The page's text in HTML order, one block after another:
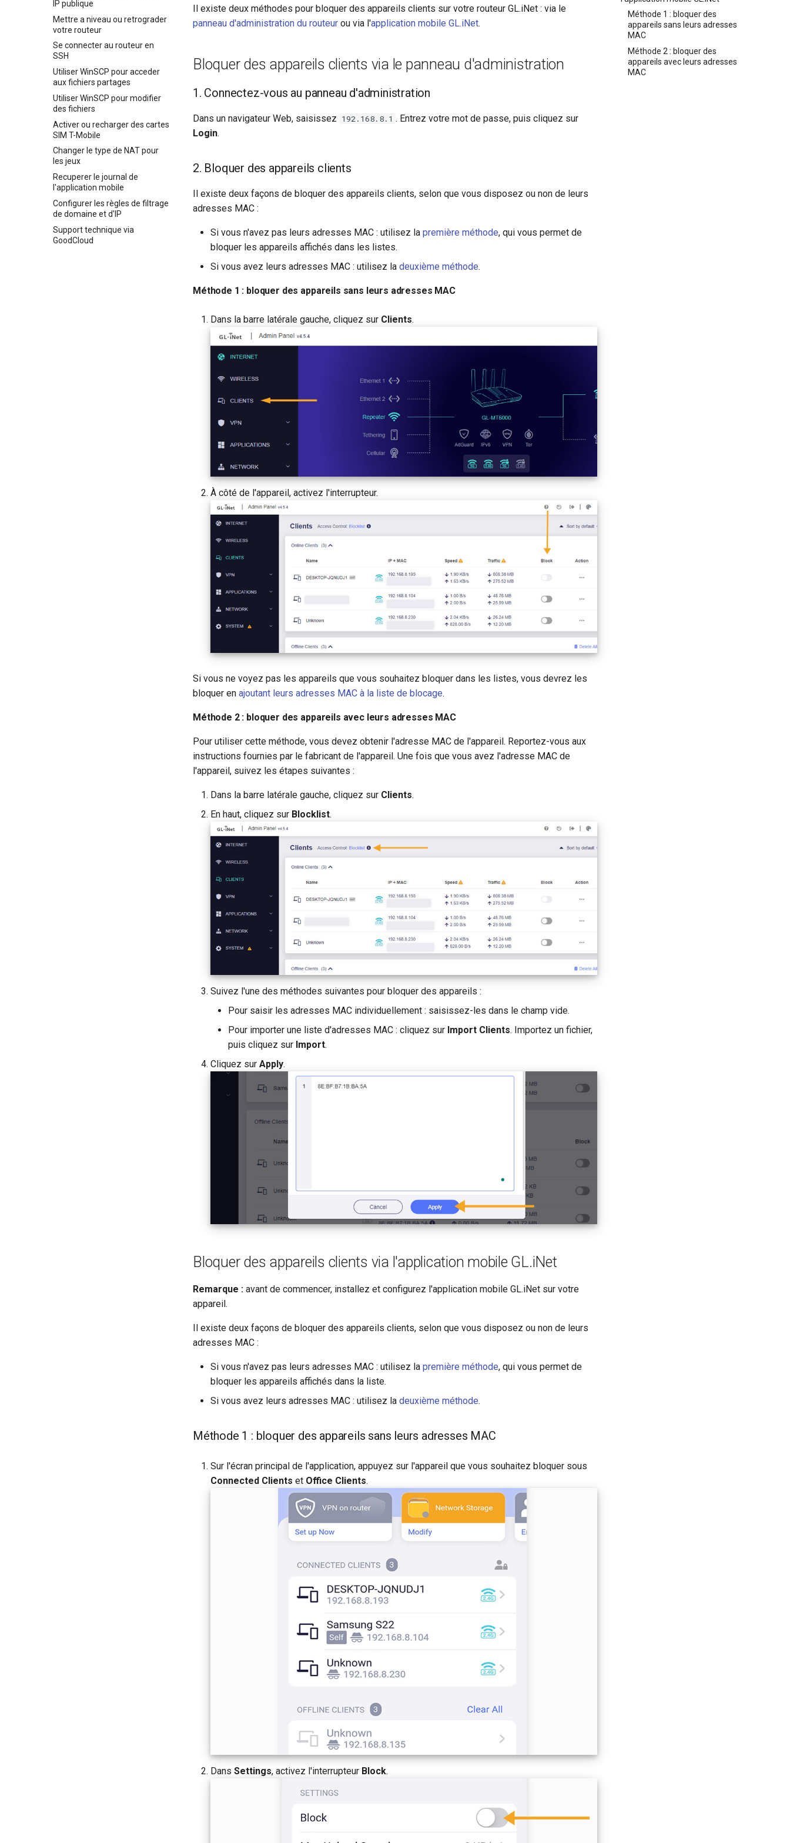
Acceder au LAN du client
WireGuard depuis le serveur
Acceder au LAN du serveur
OpenVPN depuis le client via un
nom de domaine
Acceder au LAN du serveur
WireGuard depuis le client via
un nom de domaine
Activer OpenVPN TAP-S2S
Activer le VPN en cascade
Utiliser WireGuard pour
securiser RDP depuis
l'exterieur du reseau
Obtenir les fichiers de
configuration des fournisseurs
de services WireGuard
Reserver une IP fixe pour le
client OpenVPN
Autoriser l'acces au WAN
Installer ou changer les
antennes externes
Comprendre les antennes
cellulaires externes
drop-in
Configurer la redirection de
port sur le routeur principal
Configurer l'acces WAN double
filaire
Qu'est-ce que l'USB-C OTG et
comment l'utiliser
IP publique
Mettre a niveau ou retrograder
votre routeur
Se connecter au routeur en
SSH
Utiliser WinSCP pour acceder
aux fichiers partages
Utiliser WinSCP pour modifier
des fichiers
Activer ou recharger des cartes
SIM T-Mobile
Changer le type de NAT pour
les jeux
Recuperer le journal de
l'application mobile
Configurer les règles de filtrage
de domaine et d'IP
Support technique via
GoodCloud
Méthode 1 : bloquer des
appareils sans leurs adresses
MAC
Méthode 2 : bloquer des
appareils avec leurs adresses
MAC
Il existe deux méthodes pour bloquer des appareils clients sur votre routeur GL.iNet : via le
panneau d'administration du routeur ou via l'application mobile GL.iNet.
Bloquer des appareils clients via le panneau d'administration
1. Connectez-vous au panneau d'administration
Dans un navigateur Web, saisissez 192.168.8.1 . Entrez votre mot de passe, puis cliquez sur
Login.
2. Bloquer des appareils clients
Il existe deux façons de bloquer des appareils clients, selon que vous disposez ou non de leurs
adresses MAC :
Si vous n'avez pas leurs adresses MAC : utilisez la première méthode, qui vous permet de
bloquer les appareils affichés dans les listes.
Si vous avez leurs adresses MAC : utilisez la deuxième méthode.
Méthode 1 : bloquer des appareils sans leurs adresses MAC
Dans la barre latérale gauche, cliquez sur Clients.
À côté de l'appareil, activez l'interrupteur.
Si vous ne voyez pas les appareils que vous souhaitez bloquer dans les listes, vous devrez les
bloquer en ajoutant leurs adresses MAC à la liste de blocage.
Méthode 2 : bloquer des appareils avec leurs adresses MAC
Pour utiliser cette méthode, vous devez obtenir l'adresse MAC de l'appareil. Reportez-vous aux
instructions fournies par le fabricant de l'appareil. Une fois que vous avez l'adresse MAC de
l'appareil, suivez les étapes suivantes :
Dans la barre latérale gauche, cliquez sur Clients.
En haut, cliquez sur Blocklist.
Suivez l'une des méthodes suivantes pour bloquer des appareils :
Pour saisir les adresses MAC individuellement : saisissez-les dans le champ vide.
Pour importer une liste d'adresses MAC : cliquez sur Import Clients. Importez un fichier,
puis cliquez sur Import.
Cliquez sur Apply.
Bloquer des appareils clients via l'application mobile GL.iNet
Remarque : avant de commencer, installez et configurez l'application mobile GL.iNet sur votre
appareil.
Il existe deux façons de bloquer des appareils clients, selon que vous disposez ou non de leurs
adresses MAC :
Si vous n'avez pas leurs adresses MAC : utilisez la première méthode, qui vous permet de
bloquer les appareils affichés dans la liste.
Si vous avez leurs adresses MAC : utilisez la deuxième méthode.
Méthode 1 : bloquer des appareils sans leurs adresses MAC
Sur l'écran principal de l'application, appuyez sur l'appareil que vous souhaitez bloquer sous
Connected Clients et Office Clients.
Dans Settings, activez l'interrupteur Block.